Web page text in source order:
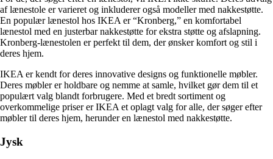
af lænestole er varieret og inkluderer også modeller med nakkestøtte.
En populær lænestol hos IKEA er “Kronberg,” en komfortabel
lænestol med en justerbar nakkestøtte for ekstra støtte og afslapning.
Kronberg-lænestolen er perfekt til dem, der ønsker komfort og stil i
deres hjem.
IKEA er kendt for deres innovative designs og funktionelle møbler.
Deres møbler er holdbare og nemme at samle, hvilket gør dem til et
populært valg blandt forbrugere. Med et bredt sortiment og
overkommelige priser er IKEA et oplagt valg for alle, der søger efter
møbler til deres hjem, herunder en lænestol med nakkestøtte.
Jysk